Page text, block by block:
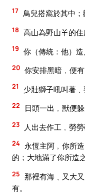
17 鳥兒搭窩於其中；
18 高山為野山羊的住
19 你（傳統：他）造
20 你安排黑暗﹐便
21 少壯獅子吼叫著
22 日頭一出﹐獸便
23 人出去作工﹐勞勞
24 永恆主阿﹐你所
的；大地滿了你所造之
25 那裡有海﹑又大
有。